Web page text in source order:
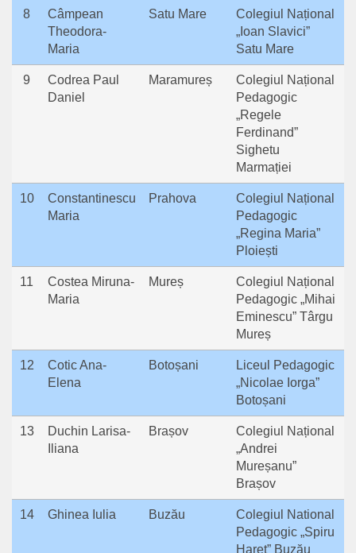
8
Câmpean
Theodora-
Maria
Satu Mare
Colegiul Național
„Ioan Slavici”
Satu Mare
9
Codrea Paul
Daniel
Maramureș
Colegiul Național
Pedagogic
„Regele
Ferdinand”
Sighetu
Marmației
10
Constantinescu
Maria
Prahova
Colegiul Național
Pedagogic
„Regina Maria”
Ploiești
11
Costea Miruna-
Maria
Mureș
Colegiul Național
Pedagogic „Mihai
Eminescu” Târgu
Mureș
12
Cotic Ana-
Elena
Botoșani
Liceul Pedagogic
„Nicolae Iorga”
Botoșani
13
Duchin Larisa-
Iliana
Brașov
Colegiul Național
„Andrei
Mureșanu”
Brașov
14 Ghinea Iulia Buzău
Colegiul National
Pedagogic „Spiru
Haret” Buzău